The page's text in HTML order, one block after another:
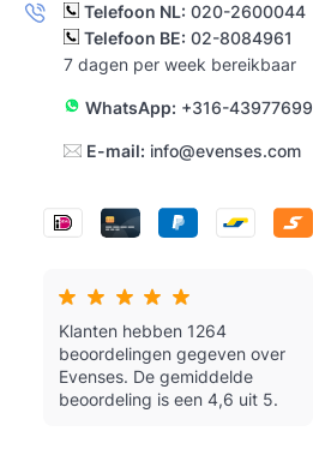
Telefoon NL: 020-2600044
Telefoon BE: 02-8084961
7 dagen per week bereikbaar
WhatsApp: +316-43977699
E-mail: info@evenses.com
Klanten hebben 1264
beoordelingen gegeven over
Evenses. De gemiddelde
beoordeling is een 4,6 uit 5.